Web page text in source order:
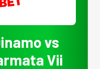
vs
Vii